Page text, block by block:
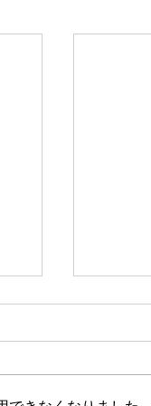
、
新たな
体調を